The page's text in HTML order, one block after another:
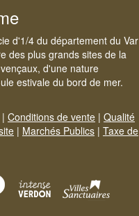
d'1/4 du département du Var
des plus grands sites de la
d'une nature
estivale du bord de mer.
| Conditions de vente | Qualité
| Marchés Publics | Taxe de